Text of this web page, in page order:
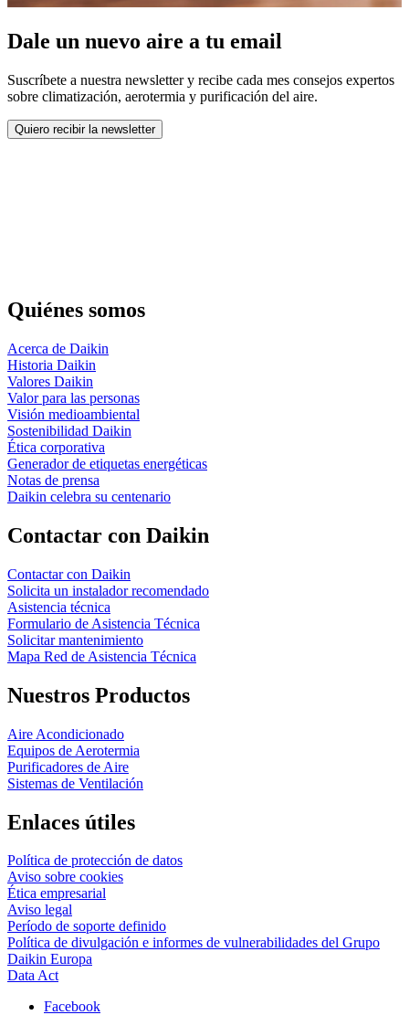
Dale un nuevo aire a tu email
Suscríbete a nuestra newsletter y recibe cada mes consejos expertos
sobre climatización, aerotermia y purificación del aire.
Quiero recibir la newsletter
Quiénes somos
Acerca de Daikin
Historia Daikin
Valores Daikin
Valor para las personas
Visión medioambiental
Sostenibilidad Daikin
Ética corporativa
Generador de etiquetas energéticas
Notas de prensa
Daikin celebra su centenario
Contactar con Daikin
Contactar con Daikin
Solicita un instalador recomendado
Asistencia técnica
Formulario de Asistencia Técnica
Solicitar mantenimiento
Mapa Red de Asistencia Técnica
Nuestros Productos
Aire Acondicionado
Equipos de Aerotermia
Purificadores de Aire
Sistemas de Ventilación
Enlaces útiles
Política de protección de datos
Aviso sobre cookies
Ética empresarial
Aviso legal
Período de soporte definido
Política de divulgación e informes de vulnerabilidades del Grupo
Daikin Europa
Data Act
Facebook